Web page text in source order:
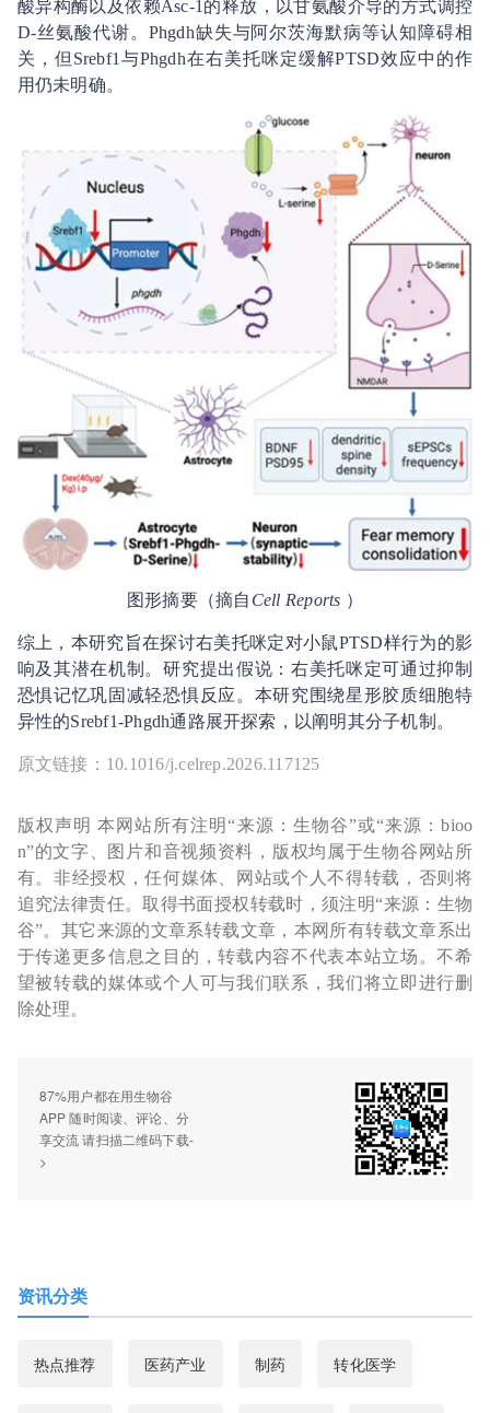
酸异构酶以及依赖Asc-1的释放，以甘氨酸介导的方式调控
D-丝氨酸代谢。Phgdh缺失与阿尔茨海默病等认知障碍相
关，但Srebf1与Phgdh在右美托咪定缓解PTSD效应中的作
用仍未明确。
图形摘要（摘自 Cell Reports ）
综上，本研究旨在探讨右美托咪定对小鼠PTSD样行为的影
响及其潜在机制。研究提出假说：右美托咪定可通过抑制
恐惧记忆巩固减轻恐惧反应。本研究围绕星形胶质细胞特
异性的Srebf1-Phgdh通路展开探索，以阐明其分子机制。
原文链接：10.1016/j.celrep.2026.117125
版权声明 本网站所有注明“来源：生物谷”或“来源：bioo
n”的文字、图片和音视频资料，版权均属于生物谷网站所
有。非经授权，任何媒体、网站或个人不得转载，否则将
追究法律责任。取得书面授权转载时，须注明“来源：生物
谷”。其它来源的文章系转载文章，本网所有转载文章系出
于传递更多信息之目的，转载内容不代表本站立场。不希
望被转载的媒体或个人可与我们联系，我们将立即进行删
除处理。
87%用户都在用生物谷
APP 随时阅读、评论、分
享交流 请扫描二维码下载-
>
资讯分类
热点推荐 医药产业 制药 转化医学